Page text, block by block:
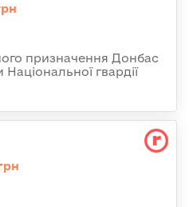
призначення Донбас
гвардії